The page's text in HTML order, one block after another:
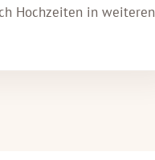
Hochzeiten in weiteren